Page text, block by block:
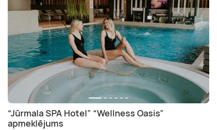
“Jūrmala SPA Hotel” “Wellness Oasis”
apmeklējums